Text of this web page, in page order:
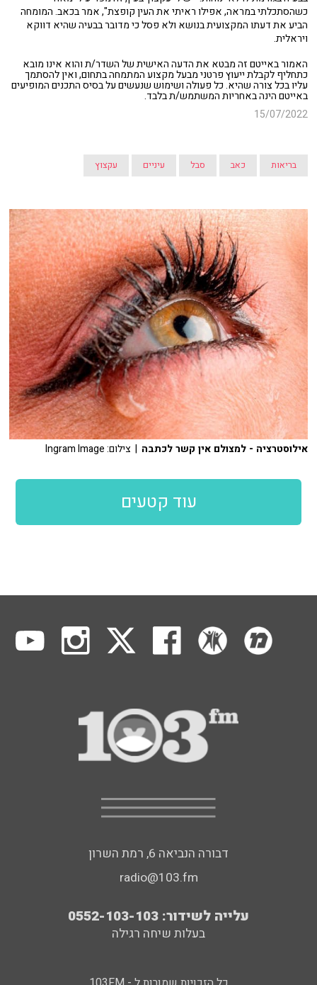
כשהסתכלתי במראה, אפילו ראיתי את העין קופצת", אמר בכאב. המומחה
הביע את דעתו המקצועית בנושא ולא פסל כי מדובר בבעיה שהיא דווקא
ויראלית.
האמור באייטם זה מבטא את הדעה האישית של השדר/ת והוא אינו מובא
כתחליף לקבלת ייעוץ פרטני מבעל מקצוע המתמחה בתחום, ואין להסתמך
עליו בכל צורה שהיא. כל פעולה ושימוש שנעשים על בסיס התכנים המופיעים
באייטם הינה באחריות המשתמש/ת בלבד.
15/07/2022
בריאות כאב סבל עיניים עקצוץ
אילוסטרציה - למצולם אין קשר לכתבה | צילום: Ingram Image
עוד קטעים
דבורה הנביאה 6, רמת השרון
radio@103.fm
עלייה לשידור: 0552-103-103
בעלות שיחה רגילה